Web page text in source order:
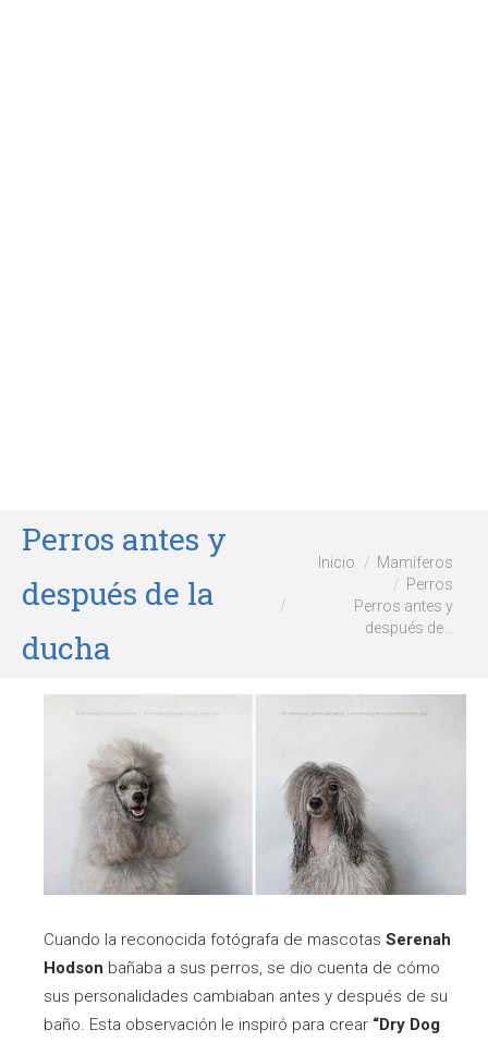
Perros antes y
después de la
ducha
Estás aquí:Inicio
Mamíferos
Perros
Perros antes y
después de…
Cuando la reconocida fotógrafa de mascotas Serenah
Hodson bañaba a sus perros, se dio cuenta de cómo
sus personalidades cambiaban antes y después de su
baño. Esta observación le inspiró para crear “Dry Dog